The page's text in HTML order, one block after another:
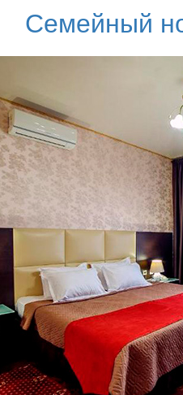
Семейный